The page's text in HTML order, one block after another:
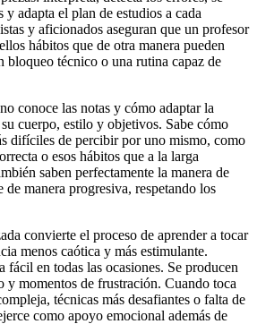
adapta el plan de estudios a cada
y aficionados aseguran que un profesor
hábitos que de otra manera pueden
bloqueo técnico o una rutina capaz de
conoce las notas y cómo adaptar la
cuerpo, estilo y objetivos. Sabe cómo
difíciles de percibir por uno mismo, como
o esos hábitos que a la larga
saben perfectamente la manera de
de manera progresiva, respetando los
convierte el proceso de aprender a tocar
menos caótica y más estimulante.
fácil en todas las ocasiones. Se producen
y momentos de frustración. Cuando toca
técnicas más desafiantes o falta de
como apoyo emocional además de